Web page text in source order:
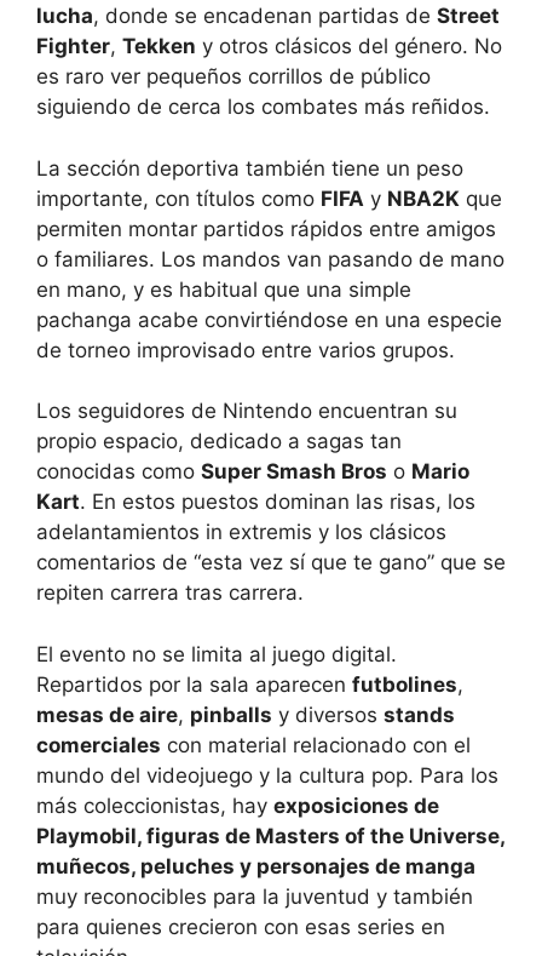
lucha, donde se encadenan partidas de Street
Fighter, Tekken y otros clásicos del género. No
es raro ver pequeños corrillos de público
siguiendo de cerca los combates más reñidos.
La sección deportiva también tiene un peso
importante, con títulos como FIFA y NBA2K que
permiten montar partidos rápidos entre amigos
o familiares. Los mandos van pasando de mano
en mano, y es habitual que una simple
pachanga acabe convirtiéndose en una especie
de torneo improvisado entre varios grupos.
Los seguidores de Nintendo encuentran su
propio espacio, dedicado a sagas tan
conocidas como Super Smash Bros o Mario
Kart. En estos puestos dominan las risas, los
adelantamientos in extremis y los clásicos
comentarios de “esta vez sí que te gano” que se
repiten carrera tras carrera.
El evento no se limita al juego digital.
Repartidos por la sala aparecen futbolines,
mesas de aire, pinballs y diversos stands
comerciales con material relacionado con el
mundo del videojuego y la cultura pop. Para los
más coleccionistas, hay exposiciones de
Playmobil, figuras de Masters of the Universe,
muñecos, peluches y personajes de manga
muy reconocibles para la juventud y también
para quienes crecieron con esas series en